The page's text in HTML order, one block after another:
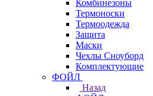
Комбинезоны
Термоноски
Термоодежда
Защита
Маски
Чехлы Сноуборд
Комплектующие
ФОЙЛ
Назад